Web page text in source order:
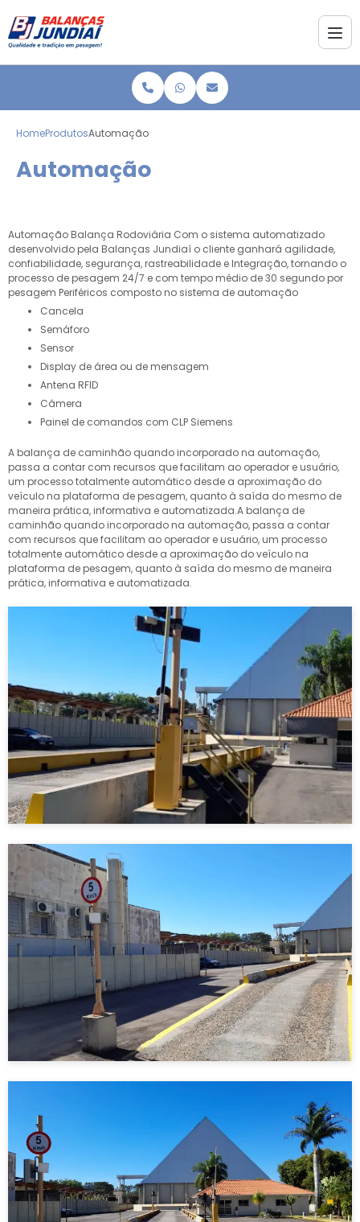
HomeProdutosAutomação
Automação
Automação Balança Rodoviária Com o sistema automatizado
desenvolvido pela Balanças Jundiaí o cliente ganhará agilidade,
confiabilidade, segurança, rastreabilidade e Integração, tornando o
processo de pesagem 24/7 e com tempo médio de 30 segundo por
pesagem Periféricos composto no sistema de automação
Cancela
Semáforo
Sensor
Display de área ou de mensagem
Antena RFID
Câmera
Painel de comandos com CLP Siemens
A balança de caminhão quando incorporado na automação,
passa a contar com recursos que facilitam ao operador e usuário,
um processo totalmente automático desde a aproximação do
veículo na plataforma de pesagem, quanto à saída do mesmo de
maneira prática, informativa e automatizada.A balança de
caminhão quando incorporado na automação, passa a contar
com recursos que facilitam ao operador e usuário, um processo
totalmente automático desde a aproximação do veículo na
plataforma de pesagem, quanto à saída do mesmo de maneira
prática, informativa e automatizada.